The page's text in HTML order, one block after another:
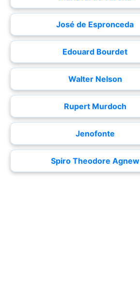
José de Espronceda
Edouard Bourdet
Walter Nelson
Rupert Murdoch
Jenofonte
Spiro Theodore Agnew